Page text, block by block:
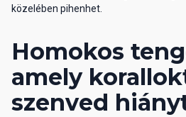
közelében pihenhet.
Homokos
amely
szenved